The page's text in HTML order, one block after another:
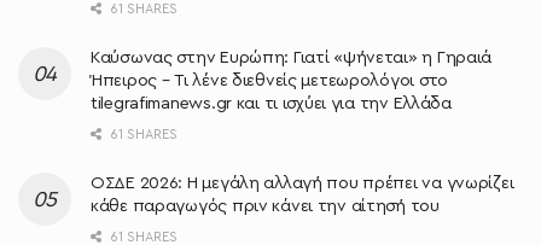
61 SHARES
Καύσωνας στην Ευρώπη: Γιατί «ψήνεται» η Γηραιά
Ήπειρος – Τι λένε διεθνείς μετεωρολόγοι στο
tilegrafimanews.gr και τι ισχύει για την Ελλάδα
61 SHARES
ΟΣΔΕ 2026: Η μεγάλη αλλαγή που πρέπει να γνωρίζει
κάθε παραγωγός πριν κάνει την αίτησή του
61 SHARES